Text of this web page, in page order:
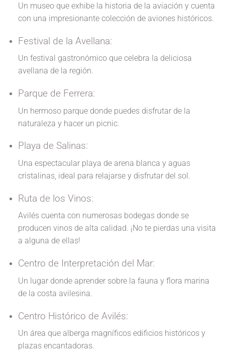
Un museo que exhibe la historia de la aviación y cuenta
con una impresionante colección de aviones históricos.
Festival de la Avellana:
Un festival gastronómico que celebra la deliciosa
avellana de la región.
Parque de Ferrera:
Un hermoso parque donde puedes disfrutar de la
naturaleza y hacer un picnic.
Playa de Salinas:
Una espectacular playa de arena blanca y aguas
cristalinas, ideal para relajarse y disfrutar del sol.
Ruta de los Vinos:
Avilés cuenta con numerosas bodegas donde se
producen vinos de alta calidad. ¡No te pierdas una visita
a alguna de ellas!
Centro de Interpretación del Mar:
Un lugar donde aprender sobre la fauna y flora marina
de la costa avilesina.
Centro Histórico de Avilés:
Un área que alberga magníficos edificios históricos y
plazas encantadoras.